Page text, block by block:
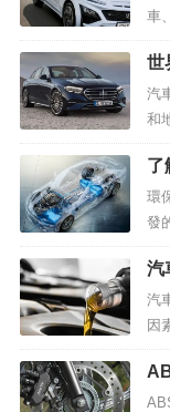
車
一
要
的
世
汽
和
中
的
這
了
車
環
發
完
得
型
汽
汽
因
效
的
它
麼